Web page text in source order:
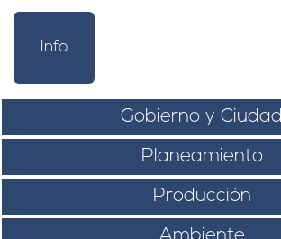
Info
Gobierno y Ciudad
Planeamiento
Producción